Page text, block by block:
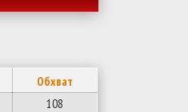
Обхват
108